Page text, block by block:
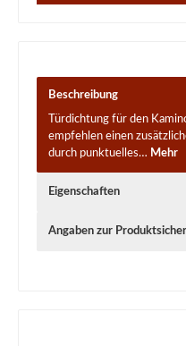
Beschreibung
Türdichtung für den
empfehlen einen
durch punktuelles… Mehr
Eigenschaften
Angaben zur